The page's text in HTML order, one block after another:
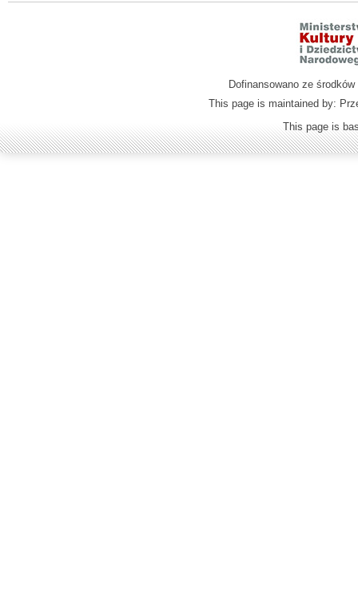
Dofinansowano ze
This page is maintained by:
This page is